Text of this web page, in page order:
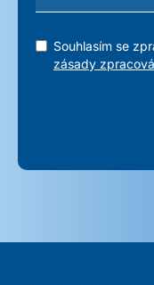
Souhlasím se
zásady